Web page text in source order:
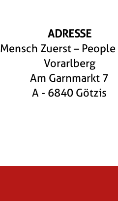
ADRESSE
Mensch Zuerst –
Vorarlberg
Am Garnmarkt 7
A - 6840 Götzis